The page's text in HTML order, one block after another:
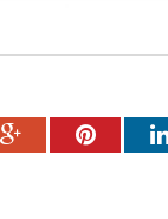
Google+